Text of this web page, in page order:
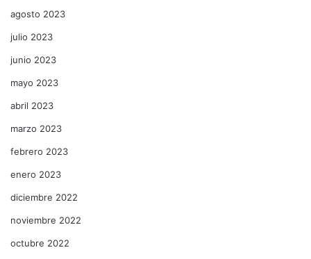
agosto 2023
julio 2023
junio 2023
mayo 2023
abril 2023
marzo 2023
febrero 2023
enero 2023
diciembre 2022
noviembre 2022
octubre 2022